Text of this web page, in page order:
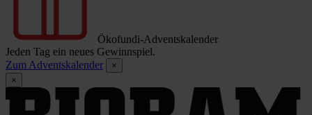
Ökofundi-Adventskalender
Jeden Tag ein neues Gewinnspiel.
Zum Adventskalender
×
×